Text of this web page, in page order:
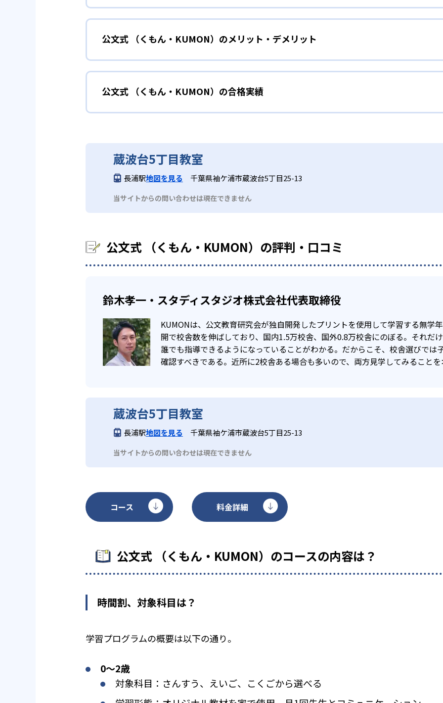
確実に100点が取れるレベルから少しずつ難易度を上げていくことで子どもたちは多くの成功
できる。
02 自学自習スタイル
KUMONの教材は、簡単な問題から高度な問題へと、スモールステップで進んでいけるよう工
時期から高校教材に進む生徒もいる。
03 フレキシブルな受講スタイル
KUMONでは、教室が開いている時間内であれば、何曜日にでも週2回受講できる。そのため、
も通室しやすい。また、教室によっては自宅からのオンライン受講と通室を組み合わせること
小学校に入る準備をしたい幼児向け
KUMONでは細かいステップに分かれた教材で、わかる楽しさを経験しながら無理なく力を高め
目でも自分で解けた達成感を味わうことで、少しずつ苦手意識を克服できるだろう。
中学生・高校生 部活や習い事と両立したい生徒向け
宿題の量や進め方に関しては、いつでも気軽に相談可能だ。
公文式 （くもん・KUMON）のメリット・デメリット
どんなメリットがある？
KUMONでは自学自習スタイルで勉強するため、集中力や目標に向かって頑張りやり抜く力を
い。
どんなデメリットがある？
KUMONでは、中高生のクラスでも数学・英語・国語の3教科に限られるため、その他の教科に
だろう。
公文式 （くもん・KUMON）の合格実績
KUMONは、公式サイトでは合格実績は公開していない。志望校への実績があるかどうかは、
蔵波台5丁目教室
長浦駅地図を見る 千葉県袖ケ浦市蔵波台5丁目25-13
当サイトからの問い合わせは現在できません
公文式 （くもん・KUMON）の評判・口コミ
鈴木孝一・スタディスタジオ株式会社代表取締役
KUMONは、公文教育研究会が独自開発したプリントを使用して学習する無学
開で校舎数を伸ばしており、国内1.5万校舎、国外0.8万校舎にのぼる。それだ
誰でも指導できるようになっていることがわかる。だからこそ、校舎選びでは
確認すべきである。近所に2校舎ある場合も多いので、両方見学してみること
蔵波台5丁目教室
長浦駅地図を見る 千葉県袖ケ浦市蔵波台5丁目25-13
当サイトからの問い合わせは現在できません
コース 料金詳細
公文式 （くもん・KUMON）のコースの内容は？
時間割、対象科目は？
学習プログラムの概要は以下の通り。
0〜2歳
対象科目：さんすう、えいご、こくごから選べる